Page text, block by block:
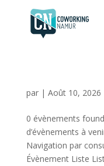
par | Août 10, 2026
0 évènements
d’évènements à
Navigation par
Évènement Liste